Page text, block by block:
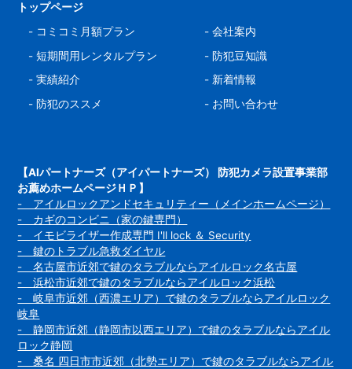
トップページ
- コミコミ月額プラン
-短期間用レンタルプラン
-実績紹介
- 防犯のススメ
-会社案内
- 防犯豆知識
- 新着情報
- お問い合わせ
【AIパートナーズ（アイパートナーズ） 防犯カメラ設置事業部
お薦めホームページＨＰ】
- アイルロックアンドセキュリティー（メインホームページ）
- カギのコンビニ（家の鍵専門）
- イモビライザー作成専門 I'll lock ＆ Security
- 鍵のトラブル急救ダイヤル
- 名古屋市近郊で鍵のタラブルならアイルロック名古屋
- 浜松市近郊で鍵のタラブルならアイルロック浜松
- 岐阜市近郊（西濃エリア）で鍵のタラブルならアイルロック
岐阜
- 静岡市近郊（静岡市以西エリア）で鍵のタラブルならアイル
ロック静岡
- 桑名 四日市市近郊（北勢エリア）で鍵のタラブルならアイル